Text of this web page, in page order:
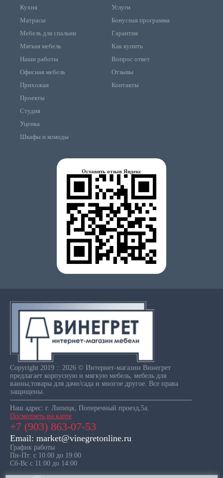
Кухня
Матрасы
Мебель для спальни
Мягкая мебель
Наши работы
Офисная мебель
Прихожая
Проекты
Студия
Уценка
Шкафы и комоды
Услуги
Бонусная программа
Гарантия
Как купить
Вопрос ответ
Отзывы
Контакты
Оставить отзыв Яндекс
Copyright 2019 :: 2026 © Интернет-магазин Винегрет
предлагает корпусную и мягкую мебель, мебель для
ванны,товары для дачи/сада и многое другое. Все права
защищены.
Наш адрес: г. Липецк, Поперечный проезд,5а.
Посмотреть на карте
+7 (903) 863-07-53
Email: market@vinegretonline.ru
График работы
Пн-Пт: с 10:00 до 19:00
Сб-Вс с 11:00 до 14:00